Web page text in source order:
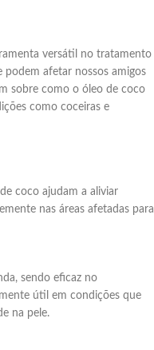
versátil no tratamento
afetar nossos amigos
sobre como o óleo de coco
como coceiras e
coco ajudam a aliviar
nas áreas afetadas para
sendo eficaz no
útil em condições que
na pele.